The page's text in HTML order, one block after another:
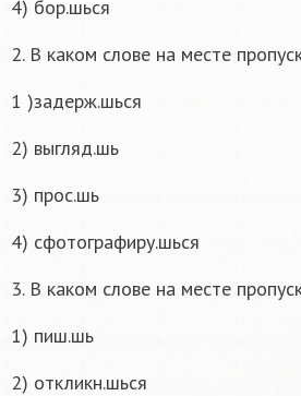
4) бор.шься
2. В каком слове на месте
1 )задерж.шься
2) выгляд.шь
3) прос.шь
4) сфотографиру.шься
3. В каком слове на месте
1) пиш.шь
2) откликн.шься